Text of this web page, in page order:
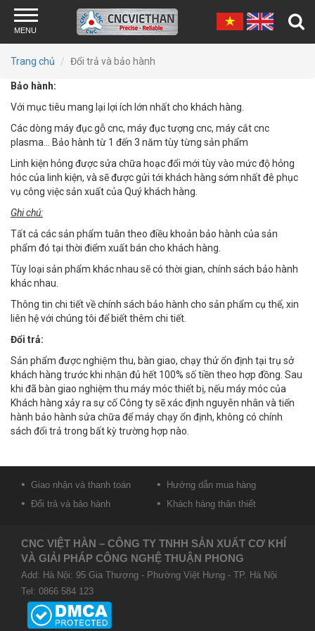
Skip to main content
MENU
Trang chủ Đổi trả và bảo hành
Bảo hành:
Với mục tiêu mang lại lợi ích lớn nhất cho khách hàng.
Các dòng máy đục gỗ cnc, máy đục tượng cnc, máy cắt cnc
plasma... Bảo hành từ 1 đến 3 năm tùy từng sản phẩm
Linh kiện hỏng được sửa chữa hoạc đổi mới tùy vào mức độ hỏng
hóc của linh kiện, và sẽ được gửi tới khách hàng sớm nhất đê phục
vụ công việc sản xuất của Quý khách hàng.
Ghi chú:
Tất cả các sản phẩm tuân theo điều khoản bảo hành của sản
phẩm đó tại thời điểm xuất bán cho khách hàng.
Tùy loại sản phẩm khác nhau sẽ có thời gian, chính sách bảo hành
khác nhau.
Thông tin chi tiết về chính sách bảo hành cho sản phẩm cụ thể, xin
liên hệ với chúng tôi để biết thêm chi tiết.
Đổi trả:
Sản phẩm được nghiệm thu, bàn giao, chạy thử ổn định tại trụ sở
khách hàng trước khi nhận đủ hết 100% số tiền theo hợp đồng. Sau
khi đã bàn giao nghiệm thu máy móc thiết bị, nếu máy móc của
Khách hàng xảy ra sự cố Công ty sẽ xác định nguyên nhân và tiến
hành bảo hành sửa chữa để máy chạy ổn định, không có chính
sách đổi trả trong bất kỳ trường hợp nào.
Giao nhận và thanh toán
Hướng dẫn mua hàng
Đổi trả và bảo hành
Khách hàng thân thiết
CNC VIỆT HÀN – CÔNG TY TNHH SẢN XUẤT CƠ KHÍ
VÀ GIẢI PHÁP CÔNG NGHỆ THUẬN PHONG
Add: Hà Nội: 95 Gia Thượng - Phường Việt Hưng - TP. Hà Nội
Tel: 0866 584 123